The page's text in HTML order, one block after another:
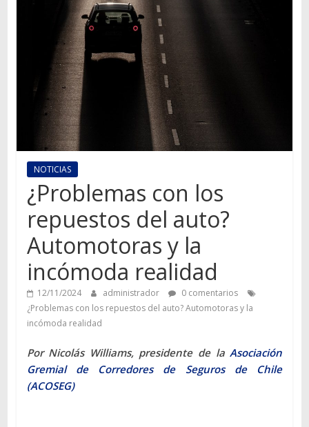
camiones,
información
mundo
transporte
NOTICIAS
¿Problemas con los
repuestos del auto?
Automotoras y la
incómoda realidad
12/11/2024 administrador
0 comentarios
¿Problemas con los repuestos del auto? Automotoras y la
incómoda realidad
Por Nicolás Williams, presidente de laAsociación
Gremial de Corredores de Seguros de Chile
(ACOSEG)